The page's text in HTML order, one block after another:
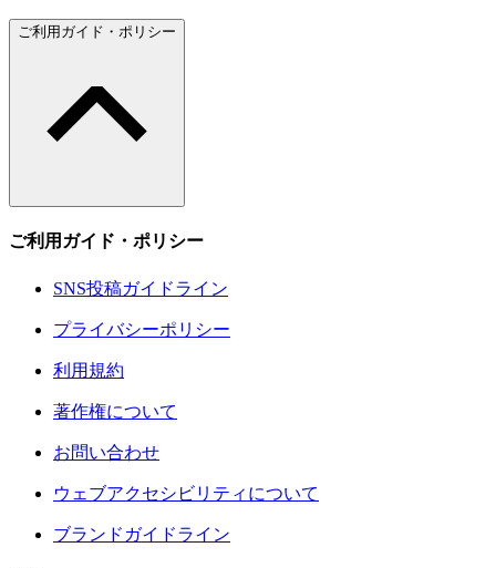
ご利用ガイド・ポリシー
ご利用ガイド・ポリシー
SNS投稿ガイドライン
プライバシーポリシー
利用規約
著作権について
お問い合わせ
ウェブアクセシビリティについて
ブランドガイドライン